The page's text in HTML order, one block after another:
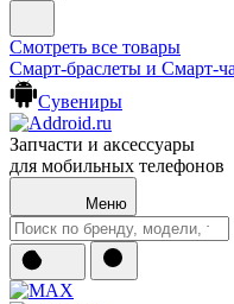
Смотреть все товары
Смарт-браслеты и Смарт-
Сувениры
Запчасти и аксессуары
для мобильных телефонов
Меню